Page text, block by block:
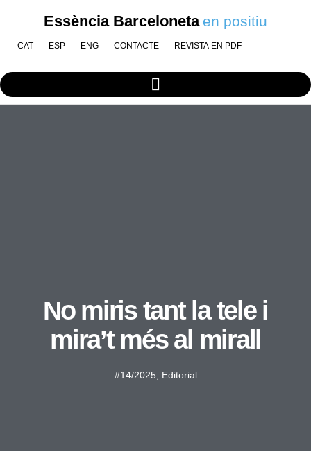
Essència Barceloneta en positiu
CAT ESP ENG CONTACTE REVISTA EN PDF
No miris tant la tele i
mira’t més al mirall
#14/2025 Editorial